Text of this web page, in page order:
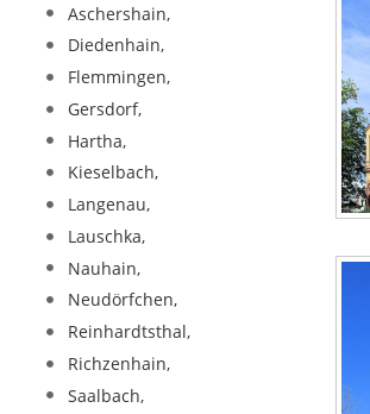
Aschershain,
Diedenhain,
Flemmingen,
Gersdorf,
Hartha,
Kieselbach,
Langenau,
Lauschka,
Nauhain,
Neudörfchen,
Reinhardtsthal,
Richzenhain,
Saalbach,